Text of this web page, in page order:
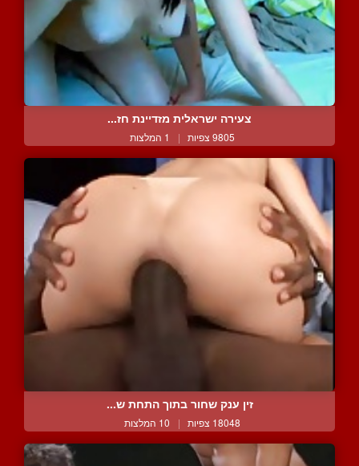
צעירה ישראלית מזדיינת חז...
9805 צפיות | 1 המלצות
זין ענק שחור בתוך התחת ש...
18048 צפיות | 10 המלצות